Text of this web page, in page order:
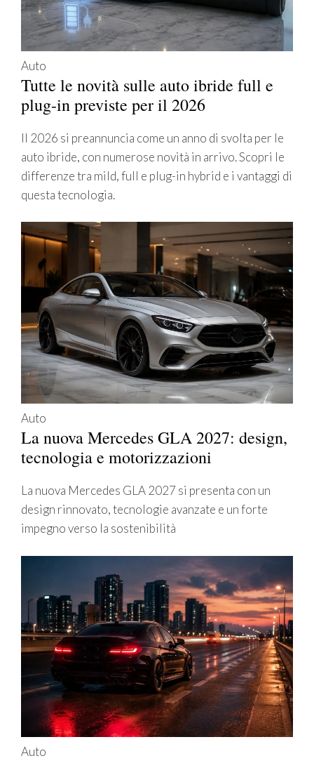
Auto
Tutte le novità sulle auto ibride full e
plug-in previste per il 2026
Il 2026 si preannuncia come un anno di svolta per le
auto ibride, con numerose novità in arrivo. Scopri le
differenze tra mild, full e plug-in hybrid e i vantaggi di
questa tecnologia.
Auto
La nuova Mercedes GLA 2027: design,
tecnologia e motorizzazioni
La nuova Mercedes GLA 2027 si presenta con un
design rinnovato, tecnologie avanzate e un forte
impegno verso la sostenibilità
Auto